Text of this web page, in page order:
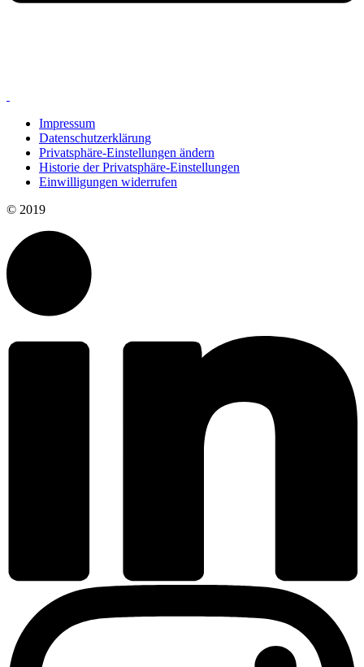
Impressum
Datenschutzerklärung
Privatsphäre-Einstellungen ändern
Historie der Privatsphäre-Einstellungen
Einwilligungen widerrufen
© 2019